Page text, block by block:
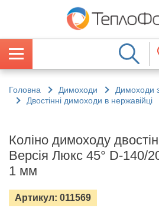
Головна Димоходи
Димоходи
Двостінні димоходи в нержавійці
Коліно димоходу
Версія Люкс 45° D-140/
1 мм
Артикул: 011569